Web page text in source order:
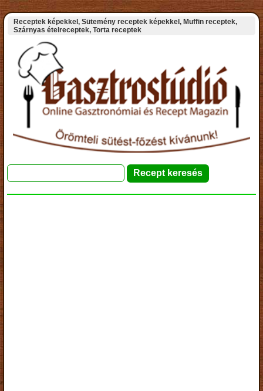
Receptek képekkel, Sütemény receptek képekkel, Muffin receptek,
Szárnyas ételreceptek, Torta receptek